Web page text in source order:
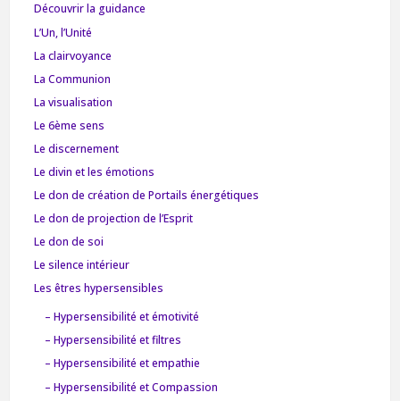
Découvrir la guidance
L’Un, l’Unité
La clairvoyance
La Communion
La visualisation
Le 6ème sens
Le discernement
Le divin et les émotions
Le don de création de Portails énergétiques
Le don de projection de l’Esprit
Le don de soi
Le silence intérieur
Les êtres hypersensibles
– Hypersensibilité et émotivité
– Hypersensibilité et filtres
– Hypersensibilité et empathie
– Hypersensibilité et Compassion